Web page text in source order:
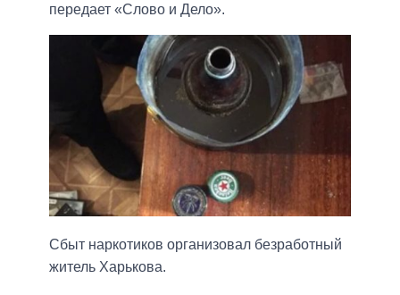
передает «Слово и Дело».
Сбыт наркотиков организовал безработный
житель Харькова.